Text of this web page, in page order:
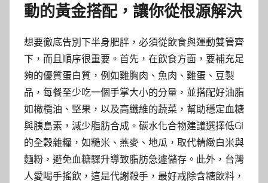
動的黃金搭配，讓你從根源解決
想要徹底告別下半身肥胖，必須從飲食與運動雙管齊
下，而且順序很重要。首先，在飲食方面，要補充足
夠的優質蛋白質，例如雞胸肉、魚肉、雞蛋、豆製
品，每餐至少吃一個手掌大小的分量，並搭配好油脂
如橄欖油、堅果，以及高纖維的蔬菜，幫助穩定血糖
與胰島素，減少脂肪合成。碳水化合物建議選擇低GI
的全穀雜糧，如糙米、燕麥、地瓜，取代精緻白米與
麵粉，避免血糖驟升導致脂肪急遽儲存。此外，台灣
人愛喝手搖飲，這是代謝殺手，最好戒除含糖飲料，